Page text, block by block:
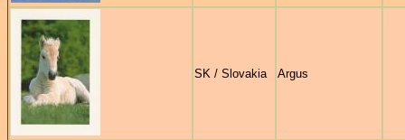
SK / Slovakia Argus